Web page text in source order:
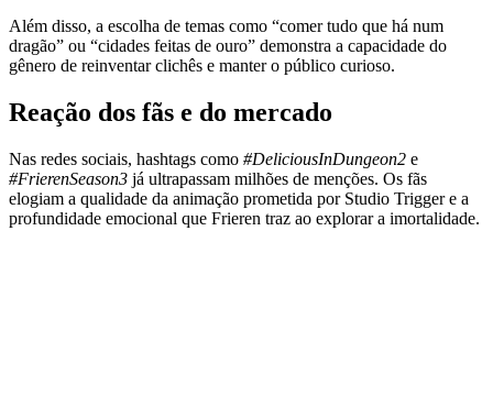
Além disso, a escolha de temas como “comer tudo que há num
dragão” ou “cidades feitas de ouro” demonstra a capacidade do
gênero de reinventar clichês e manter o público curioso.
Reação dos fãs e do mercado
Nas redes sociais, hashtags como #DeliciousInDungeon2 e
#FrierenSeason3 já ultrapassam milhões de menções. Os fãs
elogiam a qualidade da animação prometida por Studio Trigger e a
profundidade emocional que Frieren traz ao explorar a imortalidade.